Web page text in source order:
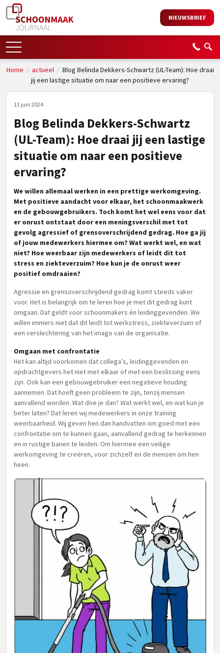
NIEUWSBRIEF
Home / actueel/ Blog Belinda Dekkers-Schwartz (UL-Team): Hoe draai
jij een lastige situatie om naar een positieve ervaring?
13 juni 2024
Blog Belinda Dekkers-Schwartz
(UL-Team): Hoe draai jij een lastige
situatie om naar een positieve
ervaring?
We willen allemaal werken in een prettige werkomgeving.
Met positieve aandacht voor elkaar, het schoonmaakwerk
en de gebouwgebruikers. Toch komt het wel eens voor dat
er onrust ontstaat door een meningsverschil met tot
gevolg agressief of grensoverschrijdend gedrag. Hoe ga jij
of jouw medewerkers hiermee om? Wat werkt wel, en wat
niet? Hoe weerbaar zijn medewerkers of leidt dit tot
stress en ziekteverzuim? Hoe kun je de onrust weer
positief omdraaien?
Agressie en grensoverschrijdend gedrag komt steeds vaker
voor. Het is belangrijk om te leren hoe je met dit gedrag kunt
omgaan. Dat geldt voor schoonmakers én leidinggevenden. We
willen immers niet dat dit leidt tot werkstress, ziekteverzuim of
een verslechtering van het imago van de organisatie.
Omgaan met confrontatie
Het kan altijd voorkomen dat collega’s, leidinggevenden en
opdrachtgevers het niet met elkaar of met een beslissing eens
zijn. Ook kan een gebouwgebruiker een negatieve houding
aannemen. Dat hoeft geen probleem te zijn, tenzij mensen
aanvallend worden. Wat doe je dan? Wat werkt wel, en wat kun je
beter laten? Dat leren wij medewerkers in onze training
weerbaarheid. Wij geven hen dan handvatten om goed met een
confrontatie om te kunnen gaan, aanvallend gedrag te herkennen
en in rustige banen te leiden. Om hiermee een veilige
werkomgeving te creëren, voor zichzelf en de mensen om hen
heen.